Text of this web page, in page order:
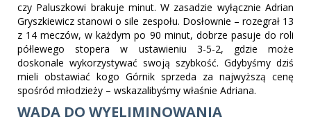
czy Paluszkowi brakuje minut. W zasadzie wyłącznie Adrian
Gryszkiewicz stanowi o sile zespołu. Dosłownie – rozegrał 13
z 14 meczów, w każdym po 90 minut, dobrze pasuje do roli
półlewego stopera w ustawieniu 3-5-2, gdzie może
doskonale wykorzystywać swoją szybkość. Gdybyśmy dziś
mieli obstawiać kogo Górnik sprzeda za najwyższą cenę
spośród młodzieży – wskazalibyśmy właśnie Adriana.
WADA DO WYELIMINOWANIA